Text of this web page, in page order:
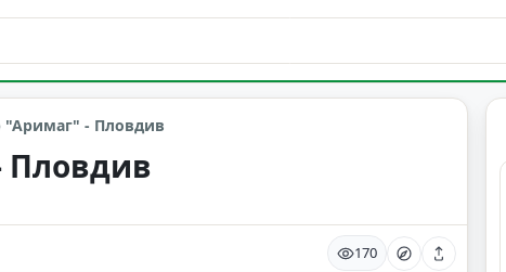
"Аримаг" - Пловдив
Пловдив
170